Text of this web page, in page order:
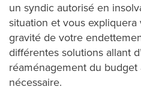
un syndic autorisé en
situation et vous expliquera
gravité de votre
différentes solutions allant
réaménagement du
nécessaire.